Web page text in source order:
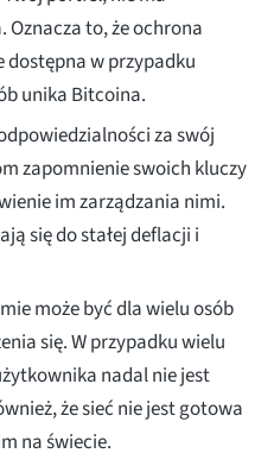
to, że ochrona
dostępna w przypadku
unika Bitcoina.
za swój
zapomnienie swoich kluczy
im zarządzania nimi.
się do stałej deflacji i
może być dla wielu osób
się. W przypadku wielu
nadal nie jest
że sieć nie jest gotowa
na świecie.